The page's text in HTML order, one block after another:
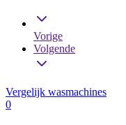
Vorige
Volgende
Vergelijk wasmachines
0